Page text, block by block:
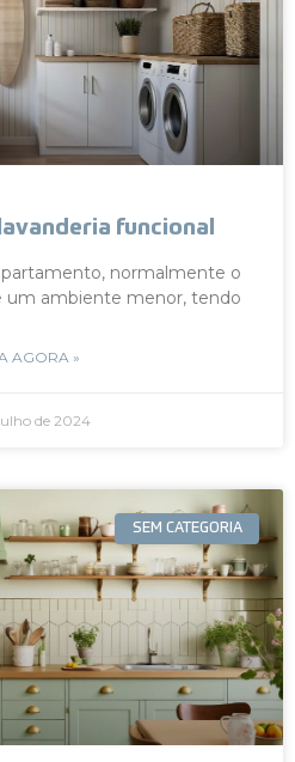
funcional
normalmente o
um ambiente menor, tendo
AGORA »
de 2024
SEM CATEGORIA